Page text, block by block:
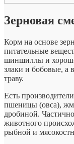
Зерновая
Корм на основе
питательные
шиншиллы и хорошо
злаки и бобовые, а
траву.
Есть
пшеницы (овса),
дробиной.
животного
рыбной и